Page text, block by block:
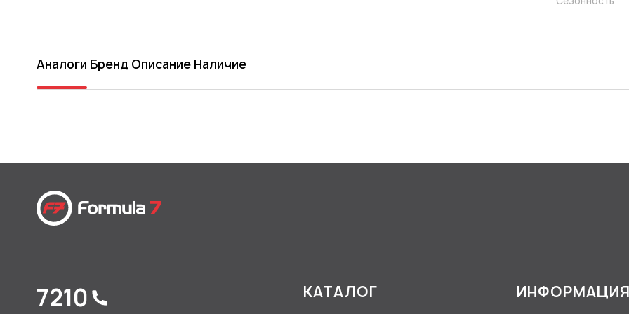
Аналоги Бренд Описание Наличие
7210 КАТАЛОГ ИНФОРМАЦИЯ